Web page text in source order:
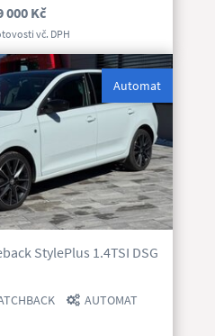
000 Kč
vč. DPH
Automat
StylePlus 1.4TSI DSG
AUTOMAT